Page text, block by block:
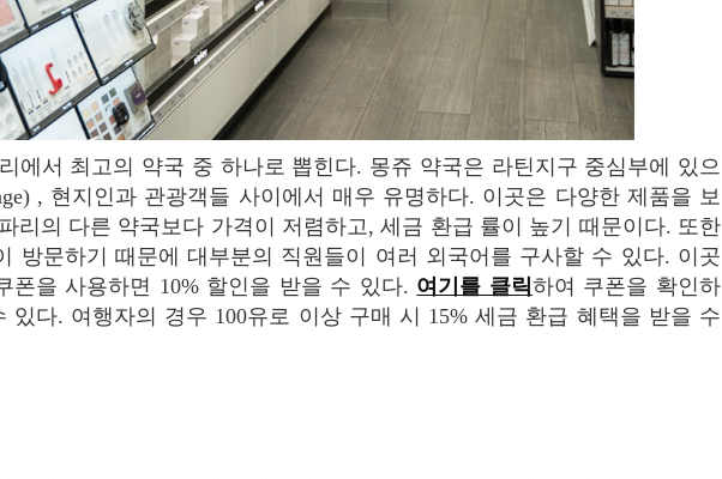
, 현지인과 관광객들 사이에서 매우 유명하다. 이곳은 다양한 제품을 보
리의 다른 약국보다 가격이 저렴하고, 세금 환급 률이 높기 때문이다. 또한
방문하기 때문에 대부분의 직원들이 여러 외국어를 구사할 수 있다. 이곳
폰을 사용하면 10% 할인을 받을 수 있다. 여기를 클릭하여 쿠폰을 확인하
있다. 여행자의 경우 100유로 이상 구매 시 15% 세금 환급 혜택을 받을 수